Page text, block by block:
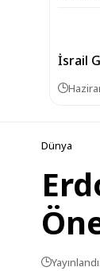
İsrail
Dünya